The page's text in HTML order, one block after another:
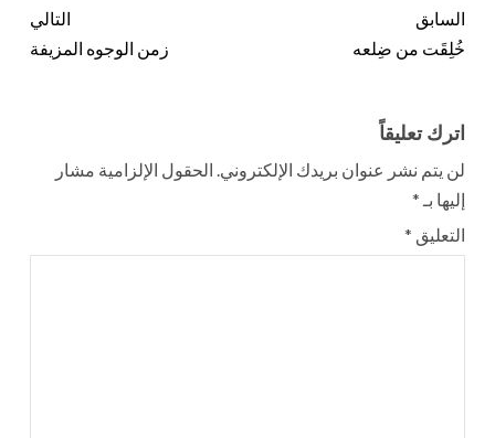
السابق
خُلِقَت من ضِلعه
التالي
زمن الوجوه المزيفة
اترك تعليقاً
لن يتم نشر عنوان بريدك الإلكتروني. الحقول الإلزامية مشار
إليها بـ *
التعليق *